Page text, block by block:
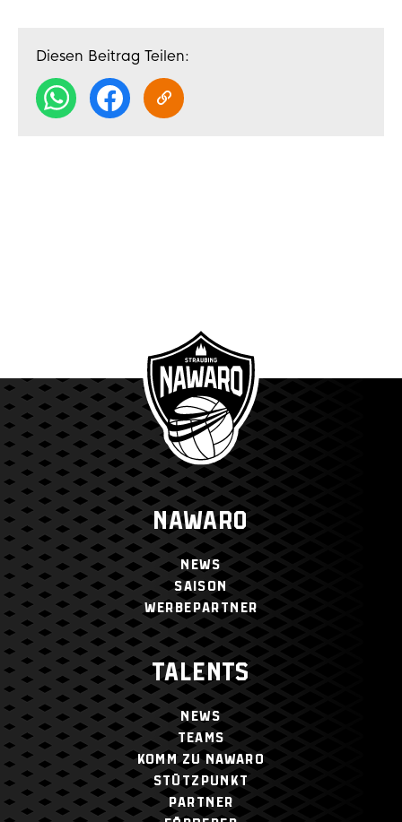
Diesen Beitrag Teilen:
NAWARO
NEWS
SAISON
WERBEPARTNER
TALENTS
NEWS
TEAMS
KOMM ZU NAWARO
STÜTZPUNKT
PARTNER